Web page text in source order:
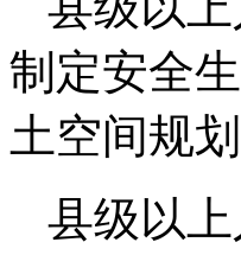
制定安全
土空间规
县级以